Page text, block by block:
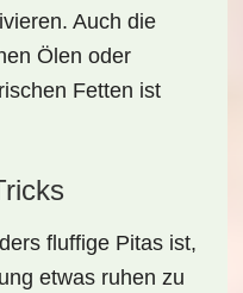
Auch die
Ölen oder
Fetten ist
fluffige Pitasist,
etwas ruhen zu